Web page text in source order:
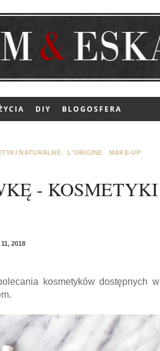
DIY BLOGOSFERA
NATURALNE L'ORIGINE
MAKE-UP
- KOSMETYKI
2018
kosmetyków dostępnych w